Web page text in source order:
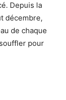
Depuis la
décembre,
de chaque
pour